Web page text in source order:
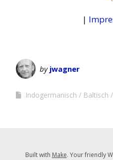
|
by jwagner
Indogermanisch Baltisch
Built with Make. Your friendly